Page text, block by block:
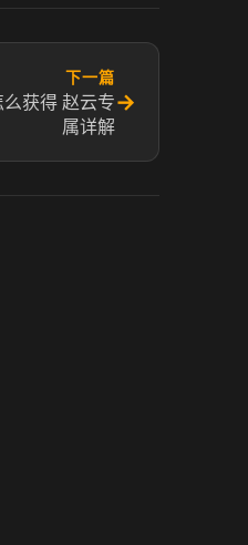
下一篇
获得 赵云专
属详解
→